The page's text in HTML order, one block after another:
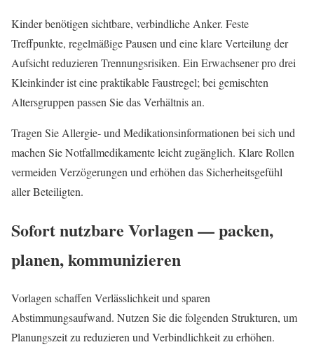
Kinder benötigen sichtbare, verbindliche Anker. Feste
Treffpunkte, regelmäßige Pausen und eine klare Verteilung der
Aufsicht reduzieren Trennungsrisiken. Ein Erwachsener pro drei
Kleinkinder ist eine praktikable Faustregel; bei gemischten
Altersgruppen passen Sie das Verhältnis an.
Tragen Sie Allergie‑ und Medikationsinformationen bei sich und
machen Sie Notfallmedikamente leicht zugänglich. Klare Rollen
vermeiden Verzögerungen und erhöhen das Sicherheitsgefühl
aller Beteiligten.
Sofort nutzbare Vorlagen — packen,
planen, kommunizieren
Vorlagen schaffen Verlässlichkeit und sparen
Abstimmungsaufwand. Nutzen Sie die folgenden Strukturen, um
Planungszeit zu reduzieren und Verbindlichkeit zu erhöhen.